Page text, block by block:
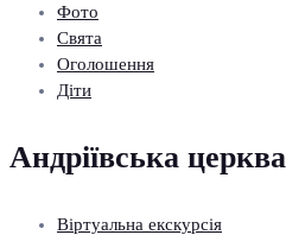
Фото
Свята
Оголошення
Діти
Андріївська церква
Віртуальна екскурсія